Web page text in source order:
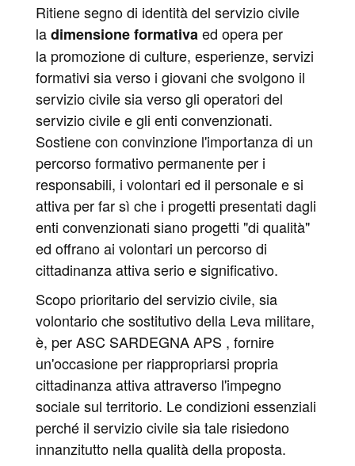
Ritiene segno di identità del servizio civile
ladimensione formativa ed opera per
la promozione di culture, esperienze, servizi
formativi sia verso i giovani che svolgono il
servizio civile sia verso gli operatori del
servizio civile e gli enti convenzionati.
Sostiene con convinzione l'importanza di un
percorso formativo permanente per i
responsabili, i volontari ed il personale e si
attiva per far sì che i progetti presentati dagli
enti convenzionati siano progetti "di qualità"
ed offrano ai volontari un percorso di
cittadinanza attiva serio e significativo.
Scopo prioritario del servizio civile, sia
volontario che sostitutivo della Leva militare,
è, per ASC SARDEGNA APS , fornire
un'occasione per riappropriarsi propria
cittadinanza attiva attraverso l'impegno
sociale sul territorio. Le condizioni essenziali
perché il servizio civile sia tale risiedono
innanzitutto nella qualità della proposta.